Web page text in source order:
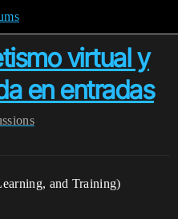
virtual y
en entradas
and Training)